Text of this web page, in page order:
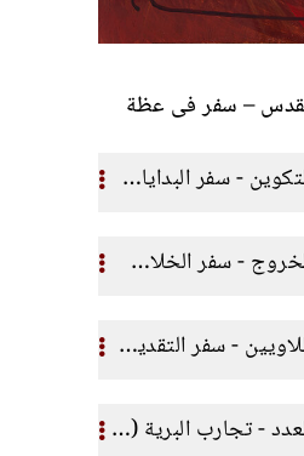
– سفر فى عظة
سفر التكوين - سفر البدايات (مرفق ملف بى دى اف)
سفر الخروج - سفر الخلاص (مرفق ملف بى دى اف)
سفر اللاويين - سفر التقديس (مرفق ملف بى دى اف)
سفر العدد - تجارب البرية (مرفق ملف بى دى اف)